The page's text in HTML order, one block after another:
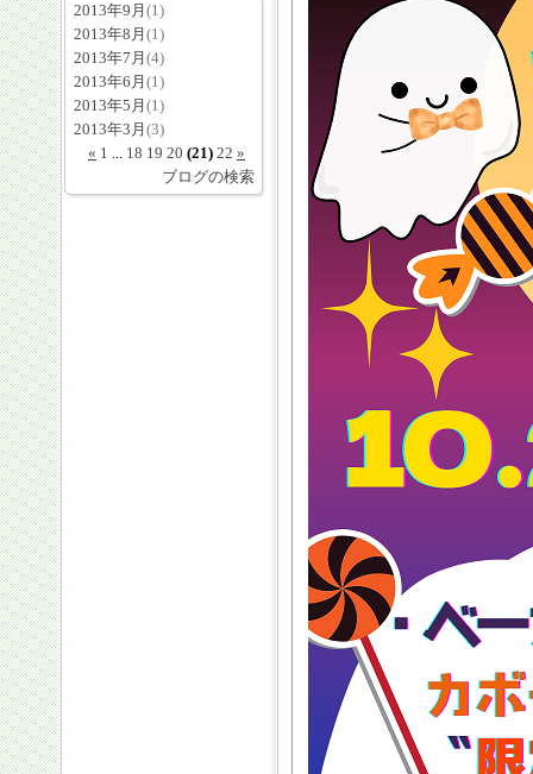
2013年9月 (1)
2013年8月 (1)
2013年7月 (4)
2013年6月 (1)
2013年5月 (1)
2013年3月 (3)
« 1 ... 18 19 20 (21) 22 »
ブログの検索